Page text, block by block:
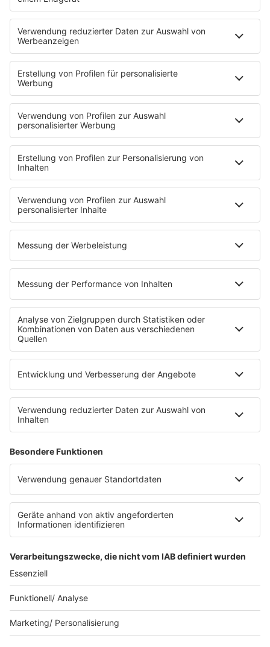
Putzfimmel
Deutschpop
Deutsche Liebeslieder
PODCASTS
Mit den Waffeln einer Frau
Frühstück bei Barbara
Brave & One
NotAufnahme
"Bewerbung und Karriere"
Aber bitte mit Schlager
Erdbeerkäse
Fitness mit M.A.R.K
Glück in Worten
Todesursache
Niemand muss ein Promi sein
PROGRAMM
Mit den Waffeln einer Frau
SERVICE
Empfang
barba radio App
Impressum
Datenschutz
Datenschutz Facebook & Instagram
Datenschutzeinstellungen
Clubbedingungen
Werbung schalten
Waffel-Werbepartner
80s80s.de
90s90s.de
1deutsch.de
WEIHNACHTSMUSIK.FM
© barba radio. Ein Baby von Barbara Schöneberger und
REGIOCAST.